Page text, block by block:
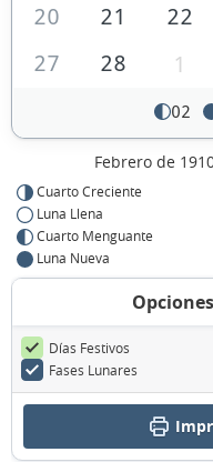
20
21 22
27
28 1
02
Febrero de
Cuarto Creciente
Luna Llena
Cuarto Menguante
Luna Nueva
Días Festivos
Fases Lunares